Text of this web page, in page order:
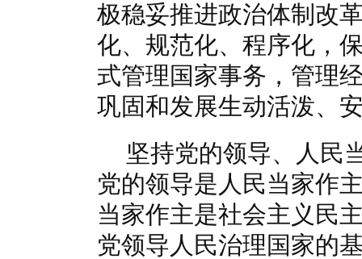
极稳妥推进政治体制改
化、规范化、程序化，
式管理国家事务，管理
巩固和发展生动活泼、
坚持党的领导、人民
党的领导是人民当家作
当家作主是社会主义民
党领导人民治理国家的